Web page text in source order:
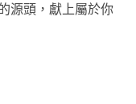
源頭，獻上屬於你